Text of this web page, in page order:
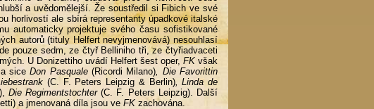
a uvědomělejší. Že soustředil si Fibich ve své
horlivostí ale sbírá representanty úpadkové italské
automaticky projektuje svého času sofistikované
autorů (tituly Helfert nevyjmenovává) nesouhlasí
pouze sedm, ze čtyř Belliniho tři, ze čtyřiadvaceti
U Donizettiho uvádí Helfert šest oper, FKvšak
a siceDon Pasquale(Ricordi Milano) , Die Favorittin
(C. F. Peters Leipzig & Berlin), Linda de
Die Regimentstochter(C. F. Peters Leipzig). Další
a jmenovaná díla jsou ve FK zachována.